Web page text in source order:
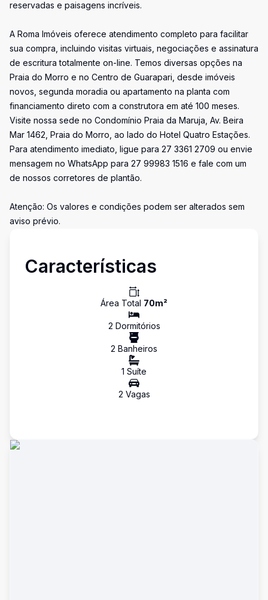
reservadas e paisagens incríveis.
A Roma Imóveis oferece atendimento completo para facilitar
sua compra, incluindo visitas virtuais, negociações e assinatura
de escritura totalmente on-line. Temos diversas opções na
Praia do Morro e no Centro de Guarapari, desde imóveis
novos, segunda moradia ou apartamento na planta com
financiamento direto com a construtora em até 100 meses.
Visite nossa sede no Condomínio Praia da Maruja, Av. Beira
Mar 1462, Praia do Morro, ao lado do Hotel Quatro Estações.
Para atendimento imediato, ligue para 27 3361 2709 ou envie
mensagem no WhatsApp para 27 99983 1516 e fale com um
de nossos corretores de plantão.
Atenção: Os valores e condições podem ser alterados sem
aviso prévio.
Características
Área Total 70m²
2 Dormitórios
2 Banheiros
1 Suíte
2 Vagas